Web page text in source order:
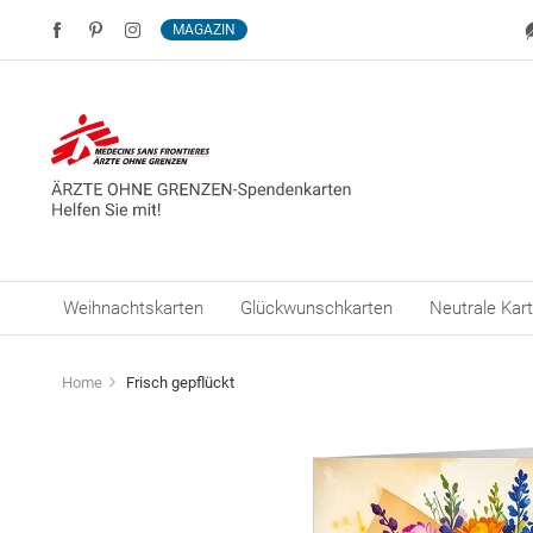
MAGAZIN
Weihnachtskarten Glückwunschkarten Neutrale
Home Frisch gepflückt